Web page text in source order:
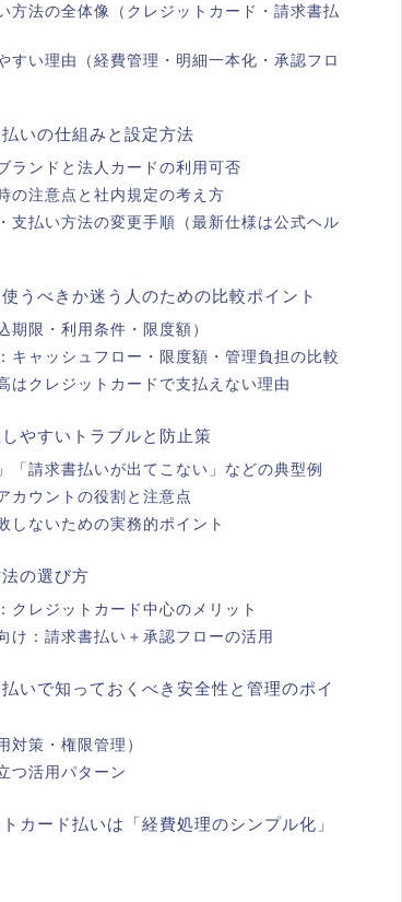
法の全体像（クレジットカード・請求書払
すい理由（経費管理・明細一本化・承認フロ
いの仕組みと設定方法
ランドと法人カードの利用可否
の注意点と社内規定の考え方
支払い方法の変更手順（最新仕様は公式ヘル
うべきか迷う人のための比較ポイント
限・利用条件・限度額）
キャッシュフロー・限度額・管理負担の比較
はクレジットカードで支払えない理由
やすいトラブルと防止策
「請求書払いが出てこない」などの典型例
カウントの役割と注意点
しないための実務的ポイント
の選び方
クレジットカード中心のメリット
け：請求書払い＋承認フローの活用
いで知っておくべき安全性と管理のポイ
対策・権限管理）
つ活用パターン
カード払いは「経費処理のシンプル化」